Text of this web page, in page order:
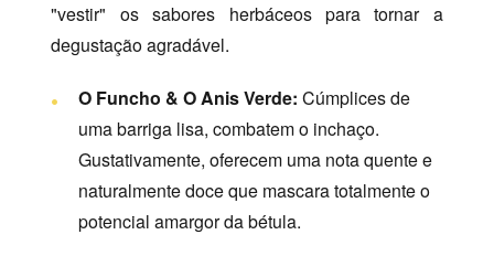
"vestir" os sabores herbáceos para tornar a
degustação agradável.
O Funcho & O Anis Verde: Cúmplices de
uma barriga lisa, combatem o inchaço.
Gustativamente, oferecem uma nota quente e
naturalmente doce que mascara totalmente o
potencial amargor da bétula.